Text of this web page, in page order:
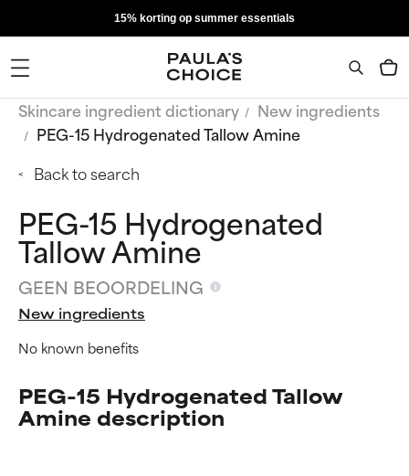
15% korting op summer essentials
Skincare ingredient dictionary
New ingredients
PEG-15 Hydrogenated Tallow Amine
Back to search
PEG-15 Hydrogenated
Tallow Amine
GEEN BEOORDELING
New ingredients
No known benefits
PEG-15 Hydrogenated Tallow
Amine description